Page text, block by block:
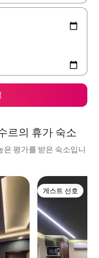
르의 휴가 숙소
은 평가를 받은 숙소입니
게스트 선호
게스트 선호